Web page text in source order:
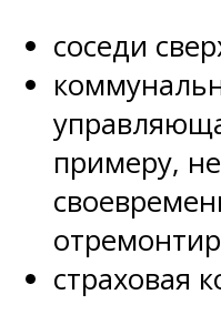
соседи
примеру,
страховая